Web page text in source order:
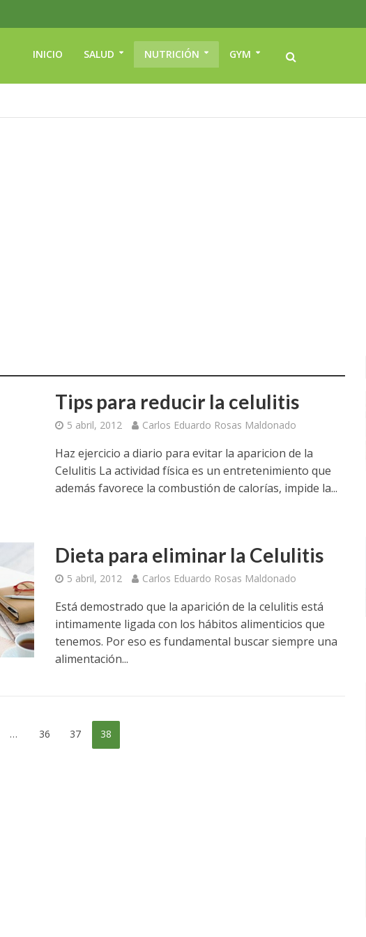
INICIO SALUD NUTRICIÓN GYM
Tips para reducir la celulitis
5 abril, 2012 Carlos Eduardo Rosas Maldonado
Haz ejercicio a diario para evitar la aparicion de la
Celulitis La actividad física es un entretenimiento que
además favorece la combustión de calorías, impide la...
Dieta para eliminar la Celulitis
5 abril, 2012 Carlos Eduardo Rosas Maldonado
Está demostrado que la aparición de la celulitis está
intimamente ligada con los hábitos alimenticios que
tenemos. Por eso es fundamental buscar siempre una
alimentación...
… 36 37 38